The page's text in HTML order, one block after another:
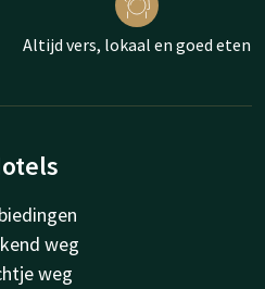
Altijd vers, lokaal en goed eten
weg
weg